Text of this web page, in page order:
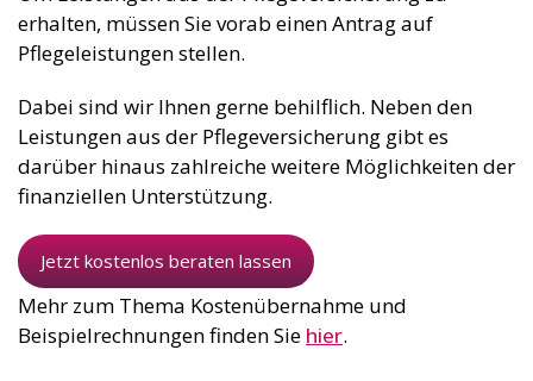
erhalten, müssen Sie vorab einen Antrag auf
Pflegeleistungen stellen.
Dabei sind wir Ihnen gerne behilflich. Neben den
Leistungen aus der Pflegeversicherung gibt es
darüber hinaus zahlreiche weitere Möglichkeiten der
finanziellen Unterstützung.
Jetzt kostenlos beraten lassen
Mehr zum Thema Kostenübernahme und
Beispielrechnungen finden Sie hier.